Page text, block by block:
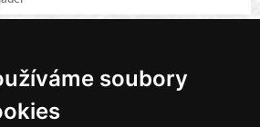
soubory